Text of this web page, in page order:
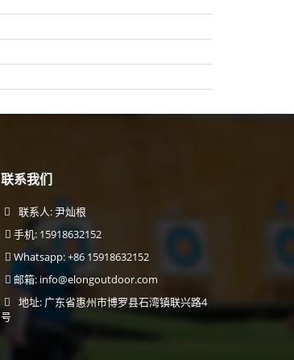
联系我们
联系人: 尹灿根
手机: 15918632152
Whatsapp: +86 15918632152
邮箱: info@elongoutdoor.com
地址: 广东省惠州市博罗县石湾镇联兴路4
号